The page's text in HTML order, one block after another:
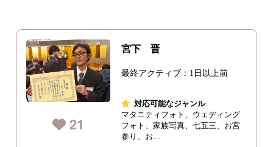
21
宮下 晋
最終アクティブ：1日以上前
対応可能なジャンル
マタニティフォト、ウェディング
フォト、家族写真、七五三、お宮
参り、お…